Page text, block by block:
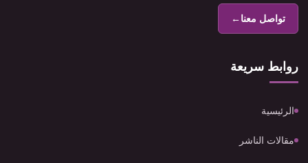
تواصل معنا←
روابط سريعة
الرئيسية
مقالات الناشر